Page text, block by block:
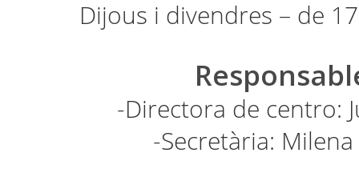
Dijous i divendres – de
-Directora de centro:
-Secretària: